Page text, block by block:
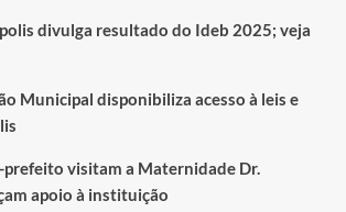
divulga resultado do Ideb 2025; veja
Municipal disponibiliza acesso à leis e
prefeito visitam a Maternidade Dr.
apoio à instituição